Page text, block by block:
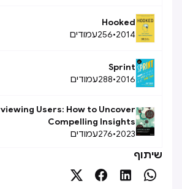
Hooked
2014
•
256עמודים
Sprint
2016
•
288עמודים
Users: How to Uncover
Compelling Insights
2023
•
276עמודים
שיתוף



